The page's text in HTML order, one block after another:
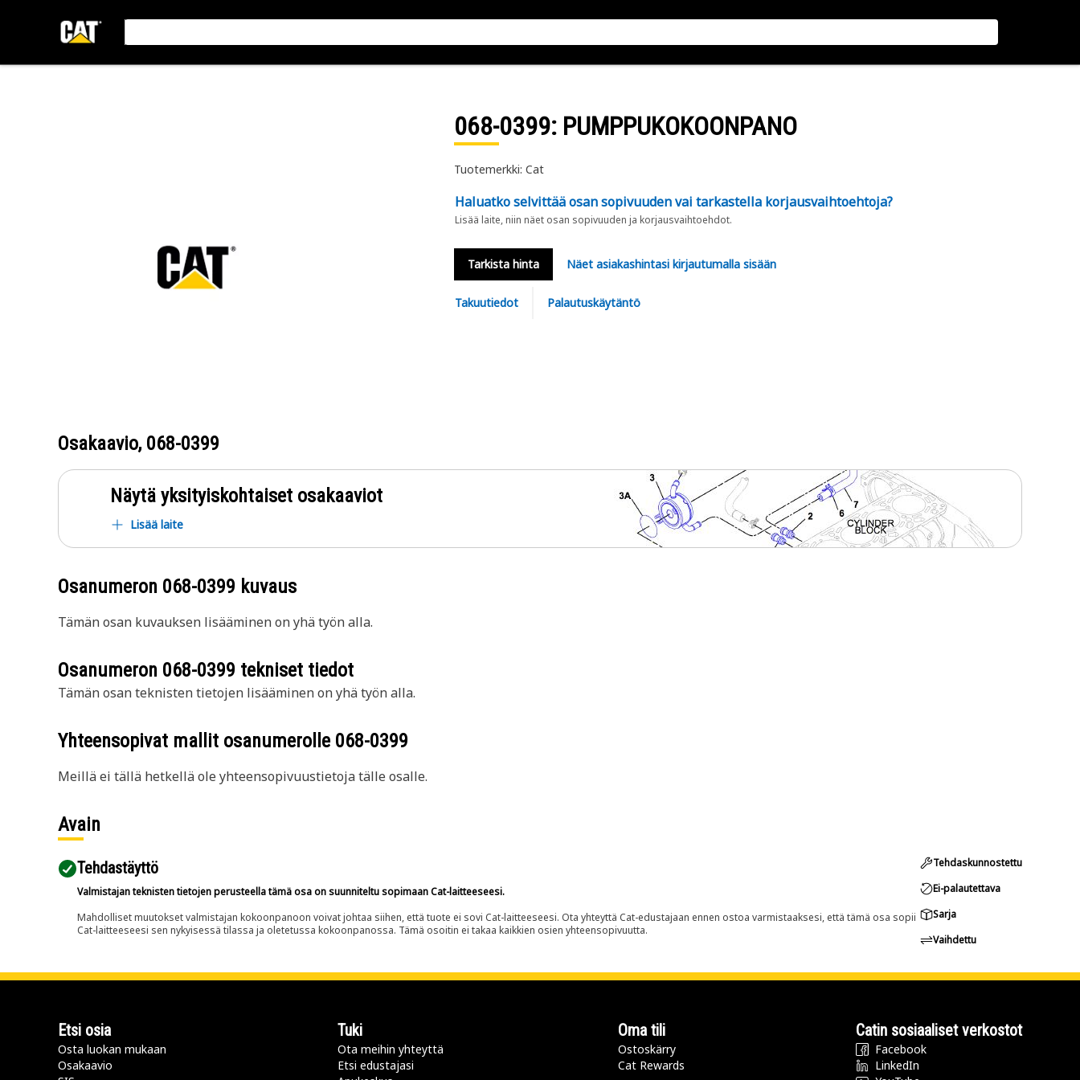
068-0399: PUMPPUKOKOONPANO
Tuotemerkki: Cat
Haluatko selvittää osan sopivuuden vai tarkastella korjausvaihtoehtoja?
Lisää laite, niin näet osan sopivuuden ja korjausvaihtoehdot.
Tarkista hinta Näet asiakashintasi kirjautumalla sisään
Takuutiedot Palautuskäytäntö
Osakaavio, 068-0399
Näytä yksityiskohtaiset osakaaviot
Lisää laite
Osanumeron 068-0399 kuvaus
Tämän osan kuvauksen lisääminen on yhä työn alla.
Osanumeron 068-0399 tekniset tiedot
Tämän osan teknisten tietojen lisääminen on yhä työn alla.
Yhteensopivat mallit osanumerolle 068-0399
Meillä ei tällä hetkellä ole yhteensopivuustietoja tälle osalle.
Avain
Tehdastäyttö
Valmistajan teknisten tietojen perusteella tämä osa on suunniteltu sopimaan Cat-laitteeseesi.
Mahdolliset muutokset valmistajan kokoonpanoon voivat johtaa siihen, että tuote ei sovi Cat-laitteeseesi. Ota yhteyttä Cat-edustajaan ennen ostoa varmistaaksesi, että tämä osa sopii
Cat-laitteeseesi sen nykyisessä tilassa ja oletetussa kokoonpanossa. Tämä osoitin ei takaa kaikkien osien yhteensopivuutta.
Tehdaskunnostettu
Ei-palautettava
Sarja
Vaihdettu
Etsi osia
Osta luokan mukaan
Osakaavio
Tuki
Ota meihin yhteyttä
Etsi edustajasi
Oma tili
Ostoskärry
Cat Rewards
Catin sosiaaliset verkostot
Facebook
LinkedIn